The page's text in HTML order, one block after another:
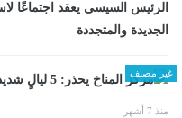
الرئيس السيسى يعقد
الجديدة والمتجددة
غير مصنف
منذ 7 أشهر